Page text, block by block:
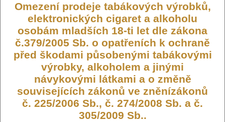
Počet ks:
108 ks
349,- KČ
DO KOŠÍKU
Omezení prodeje tabákových výrobků,
elektronických cigaret a alkoholu
osobám mladších 18-ti let dle zákona
č.379/2005 Sb. o opatřeních k ochraně
před škodami působenými tabákovými
výrobky, alkoholem a jinými
návykovými látkami a o změně
souvisejících zákonů ve zněnízákonů
č. 225/2006 Sb., č. 274/2008 Sb. a č.
305/2009 Sb..